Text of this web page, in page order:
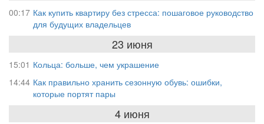
00:17 Как купить квартиру без стресса: пошаговое руководство
для будущих владельцев
23 июня
15:01 Кольца: больше, чем украшение
14:44 Как правильно хранить сезонную обувь: ошибки,
которые портят пары
4 июня